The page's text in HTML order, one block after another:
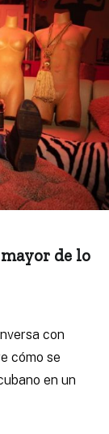
de lo
con
cómo se
en un